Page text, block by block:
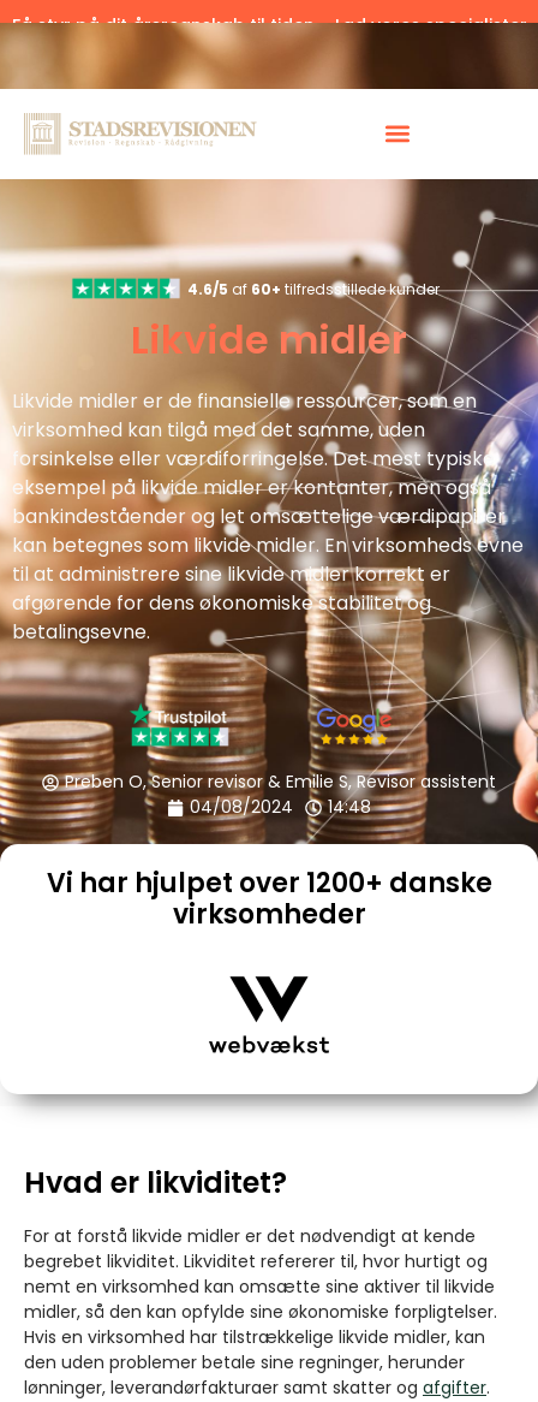
Få styr på dit årsregnskab til tiden – Lad vores specialister
hjælpe.
4.6/5 af 60+ tilfredsstillede kunder
Likvide midler
Likvide midler er de finansielle ressourcer, som en
virksomhed kan tilgå med det samme, uden
forsinkelse eller værdiforringelse. Det mest typiske
eksempel på likvide midler er kontanter, men også
bankindeståender og let omsættelige værdipapirer
kan betegnes som likvide midler. En virksomheds evne
til at administrere sine likvide midler korrekt er
afgørende for dens økonomiske stabilitet og
betalingsevne.
Preben O, Senior revisor & Emilie S, Revisor assistent
04/08/2024
14:48
Vi har hjulpet over 1200+ danske
virksomheder
Hvad er likviditet?
For at forstå likvide midler er det nødvendigt at kende
begrebet likviditet. Likviditet refererer til, hvor hurtigt og
nemt en virksomhed kan omsætte sine aktiver til likvide
midler, så den kan opfylde sine økonomiske forpligtelser.
Hvis en virksomhed har tilstrækkelige likvide midler, kan
den uden problemer betale sine regninger, herunder
lønninger, leverandørfakturaer samt skatter og afgifter.